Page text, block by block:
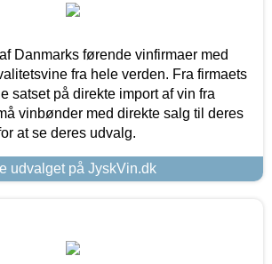
Danmarks førende vinfirmaer med
fra hele verden. Fra firmaets
satset på direkte import af vin fra
vinbønder med direkte salg til deres
at se deres udvalg.
udvalget på JyskVin.dk